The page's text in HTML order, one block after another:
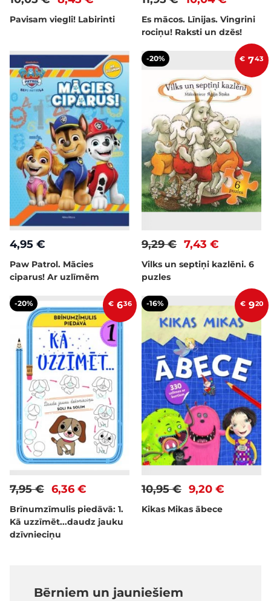
Pavisam viegli! Labirinti
Es mācos. Līnijas. Vingrini
rociņu! Raksti un dzēs!
4,95 €
Paw Patrol. Mācies
ciparus! Ar uzlīmēm
-20% € 743
7,43 €
9,29 €
Vilks un septiņi kazlēni. 6
puzles
-20% € 636
6,36 €
7,95 €
Brīnumzīmulis piedāvā: 1.
Kā uzzīmēt...daudz jauku
dzīvnieciņu
-16% € 920
9,20 €
10,95 €
Kikas Mikas ābece
Bērniem un jauniešiem